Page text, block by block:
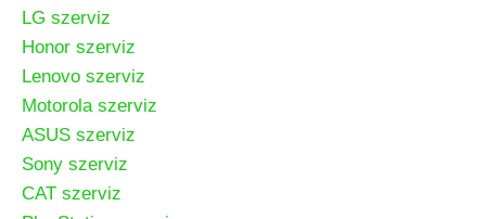
LG szerviz
Honor szerviz
Lenovo szerviz
Motorola szerviz
ASUS szerviz
Sony szerviz
CAT szerviz